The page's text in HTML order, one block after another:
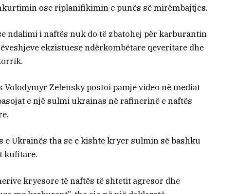
ose riplanifikimin e punës së mirëmbajtjes.
ndalimi i naftës nuk do të zbatohej për karburantin
ekzistuese ndërkombëtare qeveritare dhe
Zelensky postoi pamje video në mediat
e një sulmi ukrainas në rafinerinë e naftës
Ukrainës tha se e kishte kryer sulmin së bashku
kufitare.
kryesore të naftës të shtetit agresor dhe